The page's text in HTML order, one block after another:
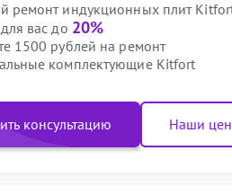
ремонт индукционных плит
вас до 20%
1500 рублей на ремонт
комплектующие Kitfort
консультацию Наши